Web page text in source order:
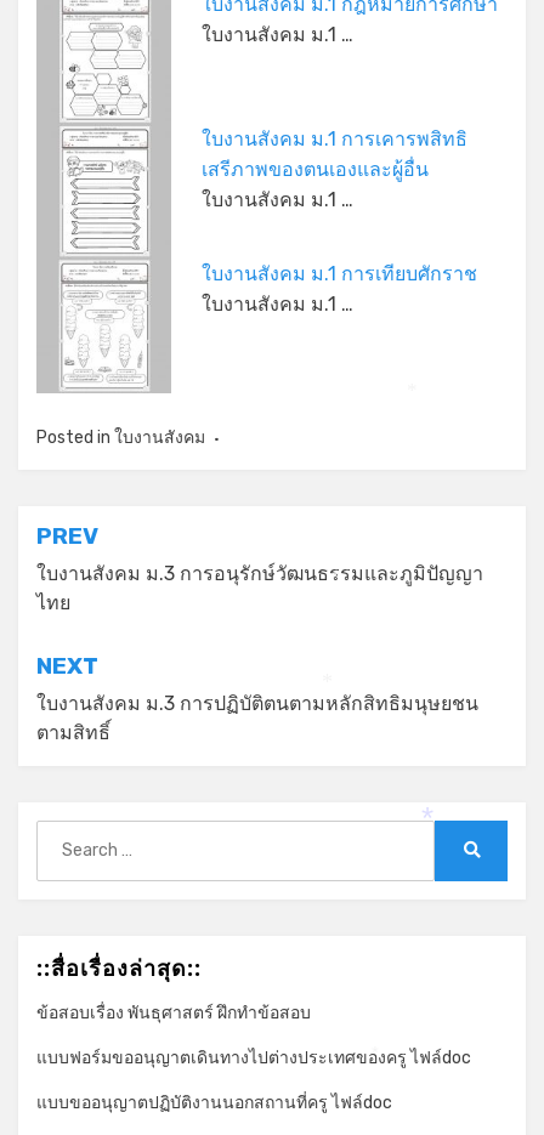
ใบงานสังคม ม.1 กฎหมายการศึกษา
ใบงานสังคม ม.1 …
ใบงานสังคม ม.1 การเคารพสิทธิ
เสรีภาพของตนเองและผู้อื่น
ใบงานสังคม ม.1 …
ใบงานสังคม ม.1 การเทียบศักราช
ใบงานสังคม ม.1 …
Posted in ใบงานสังคม
แนะแนว
เรื่อง
PREV
ใบงานสังคม ม.3 การอนุรักษ์วัฒนธรรมและภูมิปัญญา
ไทย
NEXT
ใบงานสังคม ม.3 การปฏิบัติตนตามหลักสิทธิมนุษยชน
ตามสิทธิ์
for:
::สื่อเรื่องล่าสุด::
ข้อสอบเรื่อง พันธุศาสตร์ ฝึกทำข้อสอบ
แบบฟอร์มขออนุญาตเดินทางไปต่างประเทศของครู ไฟล์doc
แบบขออนุญาตปฏิบัติงานนอกสถานที่ครู ไฟล์doc
*
*